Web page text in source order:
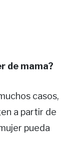
de mama?
casos,
a partir de
pueda